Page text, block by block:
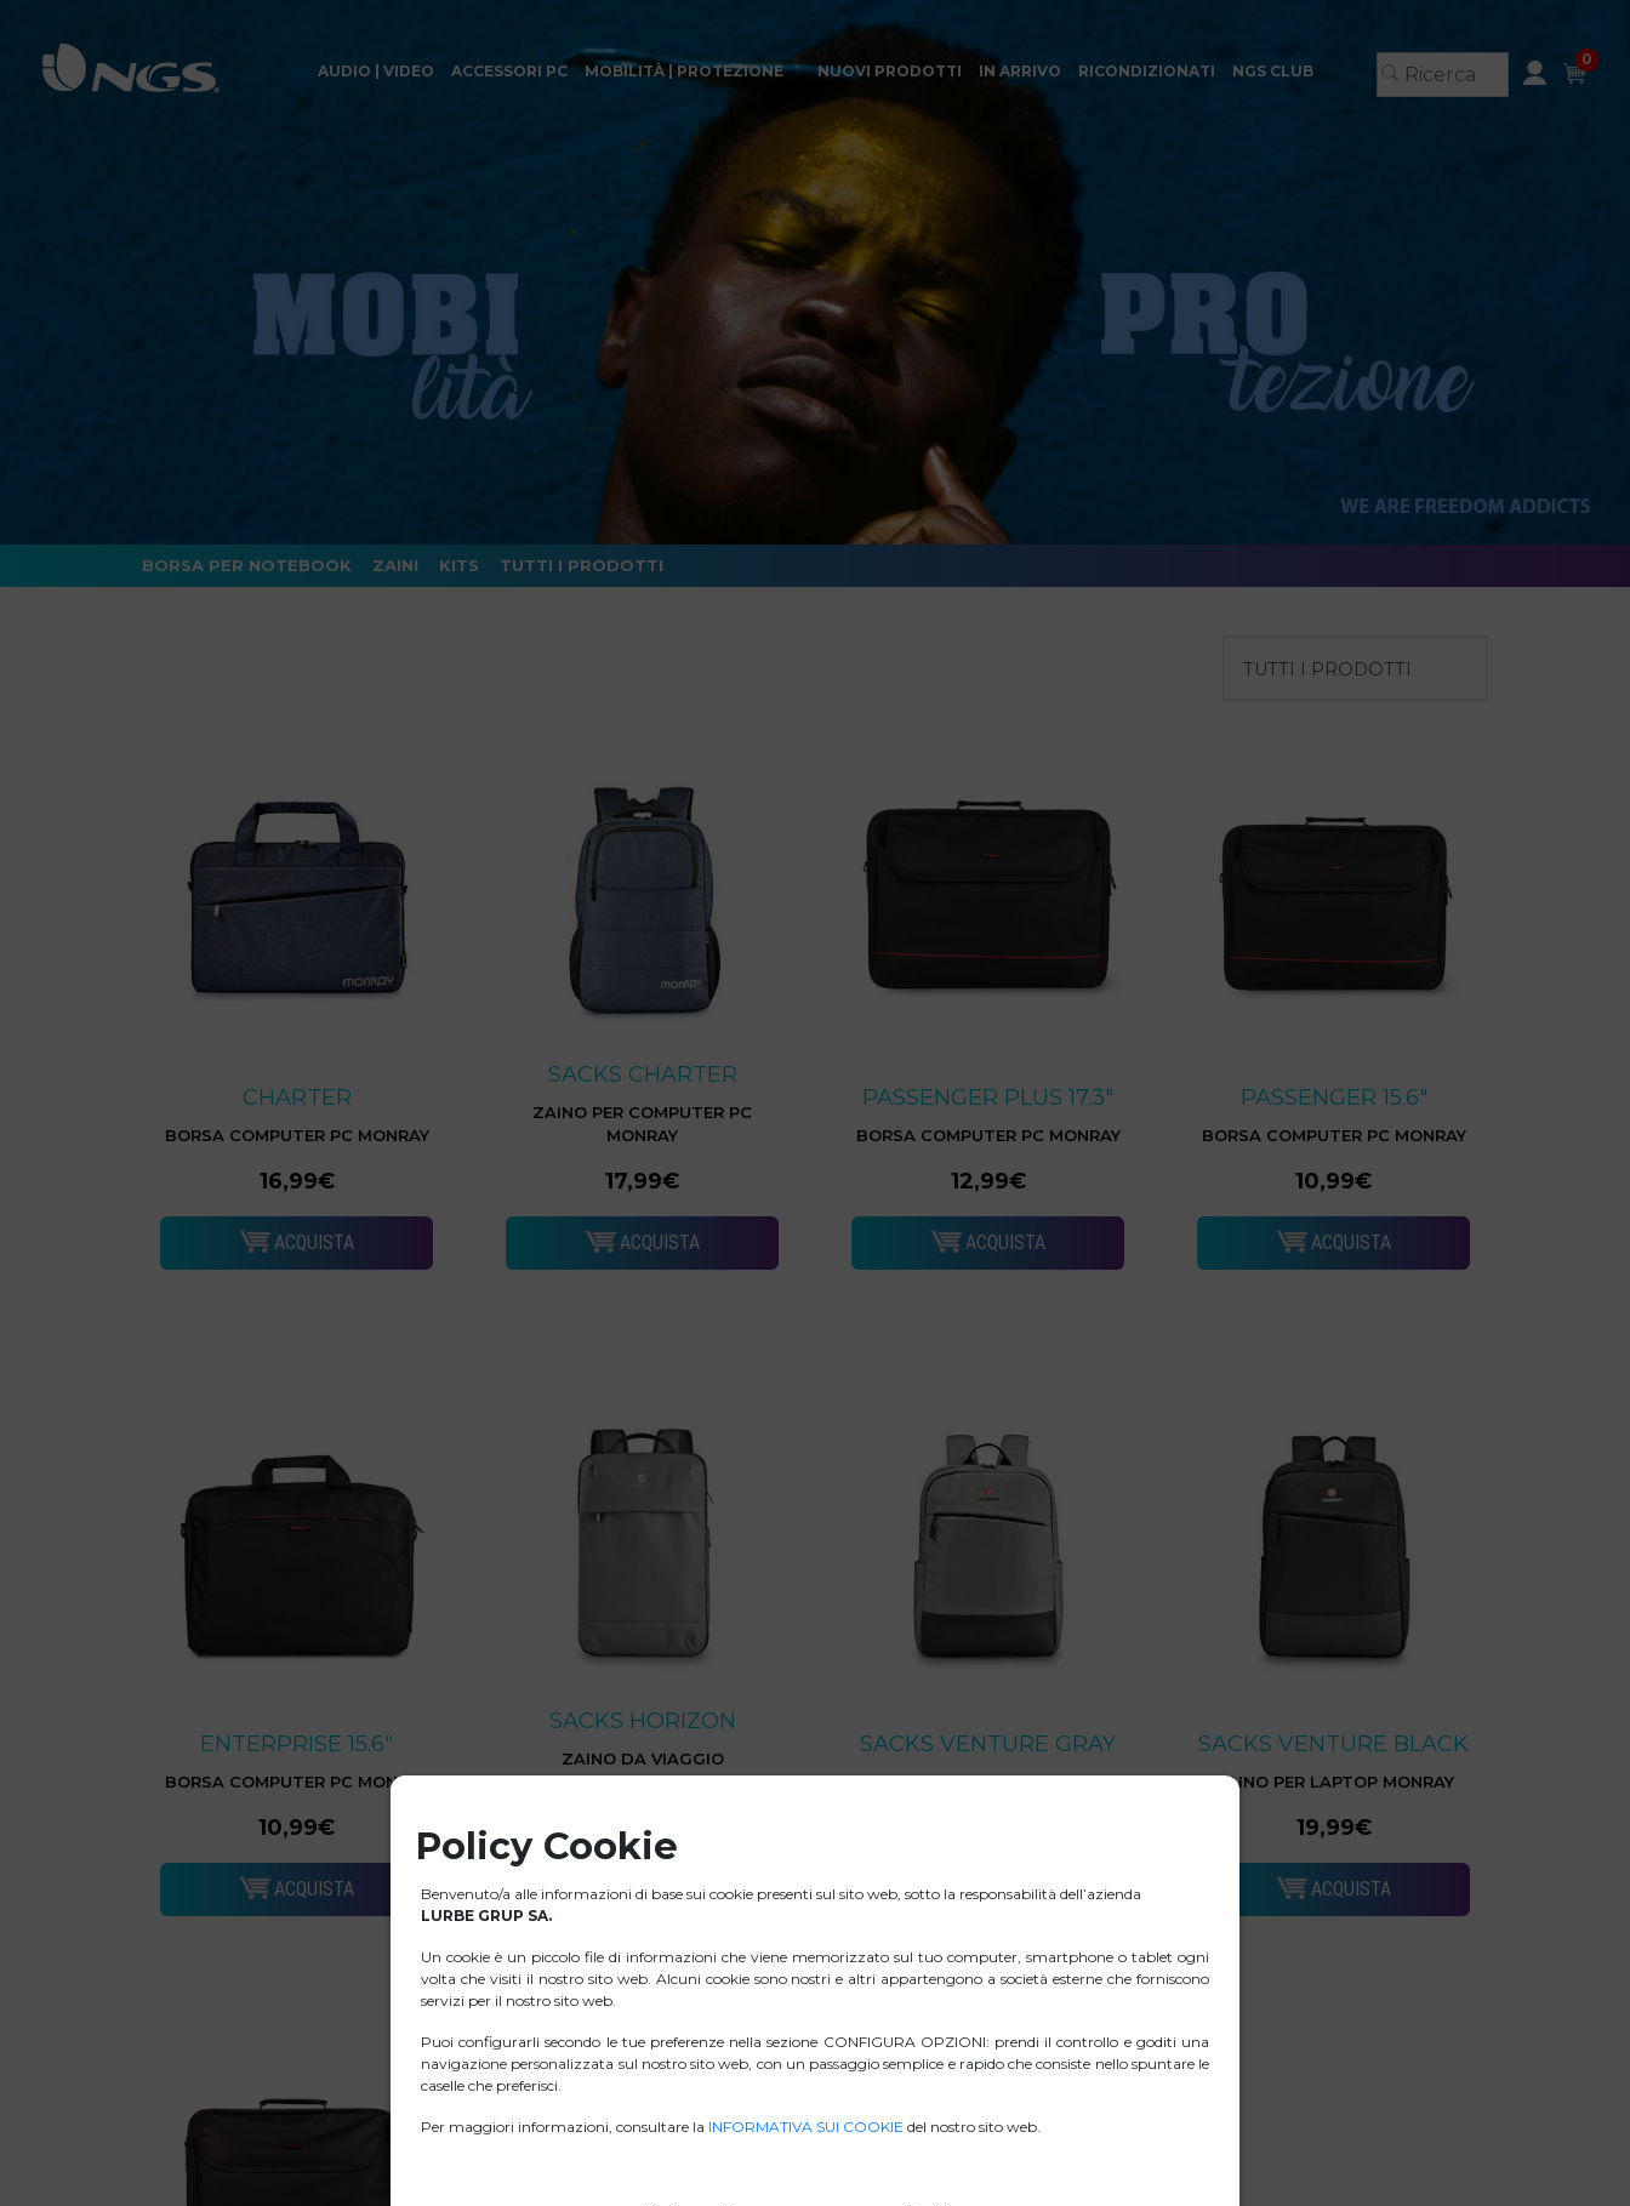
AUDIO | VIDEO ACCESSORI PC MOBILITÀ | PROTEZIONE NUOVI PRODOTTI IN ARRIVO RICONDIZIONATI NGS CLUB
0
BORSA PER NOTEBOOK ZAINI KITS TUTTI I PRODOTTI
CHARTER
BORSA COMPUTER PC MONRAY
16,99€
ACQUISTA
SACKS CHARTER
ZAINO PER COMPUTER PC
MONRAY
17,99€
ACQUISTA
PASSENGER PLUS 17.3"
BORSA COMPUTER PC MONRAY
12,99€
ACQUISTA
PASSENGER 15.6"
BORSA COMPUTER PC MONRAY
10,99€
ACQUISTA
ENTERPRISE 15.6"
BORSA COMPUTER PC MONRAY
10,99€
ACQUISTA
SACKS HORIZON
ZAINO DA VIAGGIO
ESPANDIBILE PER LAPTOP
29,99€
ACQUISTA
SACKS VENTURE GRAY
ZAINO PER LAPTOP MONRAY
ACQUISTA
SACKS VENTURE BLACK
ZAINO PER LAPTOP MONRAY
19,99€
ACQUISTA
Policy Cookie
Benvenuto/a alle informazioni di base sui cookie presenti sul sito web, sotto la responsabilità dell’azienda
LURBE GRUP SA.
Un cookie è un piccolo file di informazioni che viene memorizzato sul tuo computer, smartphone o tablet ogni
volta che visiti il nostro sito web. Alcuni cookie sono nostri e altri appartengono a società esterne che forniscono
servizi per il nostro sito web.
Puoi configurarli secondo le tue preferenze nella sezione CONFIGURA OPZIONI: prendi il controllo e goditi una
navigazione personalizzata sul nostro sito web, con un passaggio semplice e rapido che consiste nello spuntare le
caselle che preferisci.
Per maggiori informazioni, consultare la INFORMATIVA SUI COOKIE del nostro sito web.